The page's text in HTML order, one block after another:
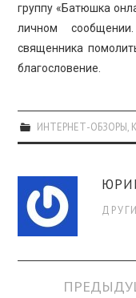
группу «Батюшка
личном
священника
благословение.
ИНТЕРНЕТ-ОБЗОРЫ
Навигация